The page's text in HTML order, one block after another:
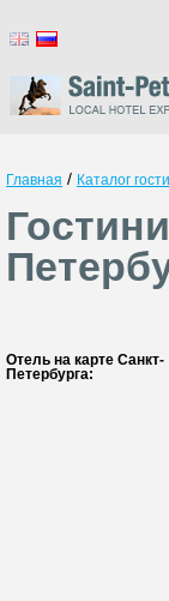
Главная / Каталог
Отель на карте Санкт-
Петербурга: